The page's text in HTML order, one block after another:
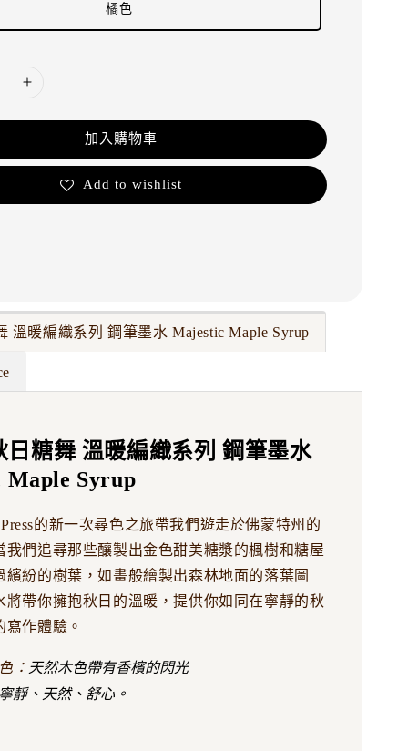
橘色
加入購物車
Add to wishlist
溫暖編織系列 鋼筆墨水 Majestic Maple Syrup
日糖舞 溫暖編織系列 鋼筆墨水
Maple Syrup
的新一次尋色之旅帶我們遊走於佛蒙特州的
我們追尋那些釀製出金色甜美糖漿的楓樹和糖屋
繽紛的樹葉，如畫般繪製出森林地面的落葉圖
將帶你擁抱秋日的溫暖，提供你如同在寧靜的秋
寫作體驗。
： 天然木色帶有香檳的閃光
靜、天然、舒心。